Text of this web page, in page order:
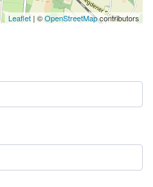
Leaflet | ©OpenStreetMapcontributors